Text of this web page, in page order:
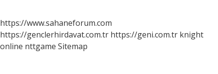
https://www.sahaneforum.com
https://genclerhirdavat.com.tr https://geni.com.tr knight
online nttgame Sitemap